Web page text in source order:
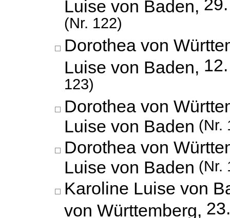
Luise von Baden,
(Nr. 122)
Dorothea von
Luise von Baden,
123)
Dorothea von
Luise von Baden (Nr.
Dorothea von
Luise von Baden (Nr.
Karoline Luise von
von Württemberg,